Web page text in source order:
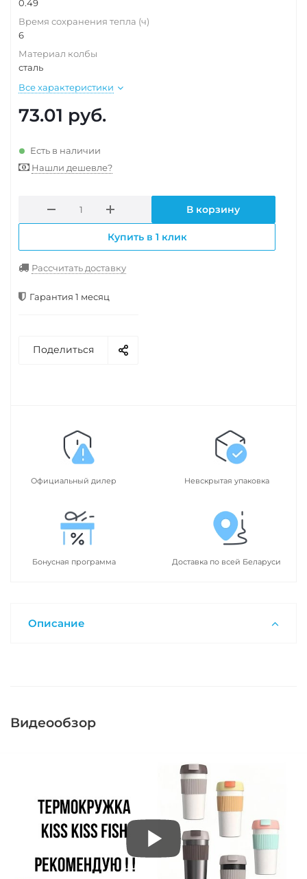
0.49
Время сохранения тепла (ч)
6
Материал колбы
сталь
Все характеристики
73.01 руб.
Есть в наличии
Нашли дешевле?
В корзину
Купить в 1 клик
Рассчитать доставку
Гарантия 1 месяц
Поделиться
Официальный дилер Невскрытая упаковка
Бонусная программа Доставка по всей Беларуси
Описание
Видеообзор